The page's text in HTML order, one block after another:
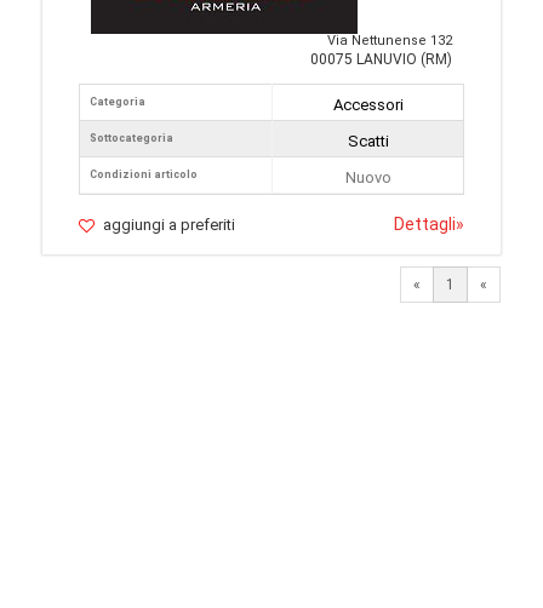
Via Nettunense 132
00075 LANUVIO (RM)
Categoria
Sottocategoria
Condizioni articolo
Accessori
Scatti
Nuovo
aggiungi a preferiti Dettagli»
« 1 «